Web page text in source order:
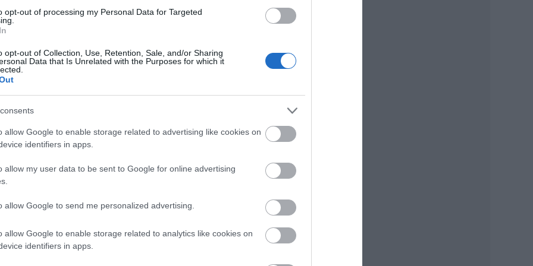
opt-out of processing my Personal Data for Targeted
opt-out of Collection, Use, Retention, Sale, and/or Sharing
Data that Is Unrelated with the Purposes for which it
allow Google to enable storage related to advertising like cookies on
identifiers in apps.
allow my user data to be sent to Google for online advertising
allow Google to send me personalized advertising.
allow Google to enable storage related to analytics like cookies on
identifiers in apps.
és irodalmi élet jeles képviselői is eljöttek a
aHoppart Társulat,
Tamás, Kern András, Rátóti Zoltán, Kulka
Eszterházy Péter, Vámos Miklós, Parti Nagy
is: a 30Y, a Kiscsillag, Ákos, a Korál, a Zagar, a
rajtuk kívül a közönség jól fogadta a Zsolnay
is - írták.
Labor - interaktív Varázstér, a Veiszer Alinda vezette
és több százan vettek részt a múzeumpedagógiai
Központban (Világörökség), a Művészetek és
öt állandó és ötvenöt időszakos kiállításon a